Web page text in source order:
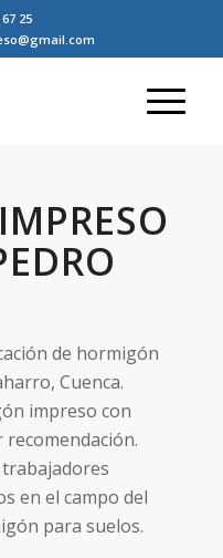
25
de hormigón
Cuenca.
impreso con
en el campo del
para suelos.